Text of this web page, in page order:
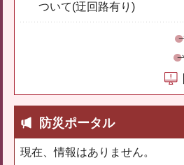
ついて(迂回路有り)
防災ポータル
現在、情報はありません。